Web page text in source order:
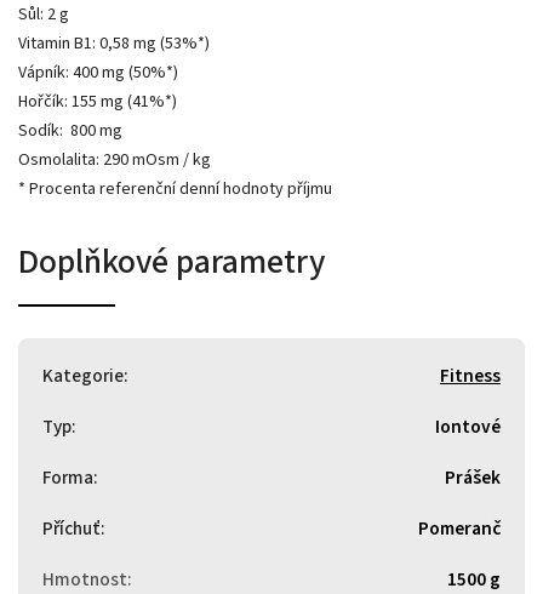
Sůl: 2 g
Vitamin B1: 0,58 mg (53%*)
Vápník: 400 mg (50%*)
Hořčík: 155 mg (41%*)
Sodík: 800 mg
Osmolalita: 290 mOsm / kg
* Procenta referenční denní hodnoty příjmu
Doplňkové parametry
Kategorie:
Fitness
Typ:
Iontové
Forma:
Prášek
Příchuť:
Pomeranč
Hmotnost: 1500 g